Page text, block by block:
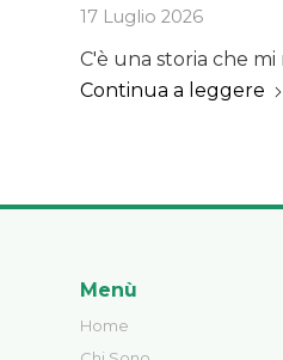
17 Luglio 2026
C'è una storia che
Continua a leggere
Menù
Home